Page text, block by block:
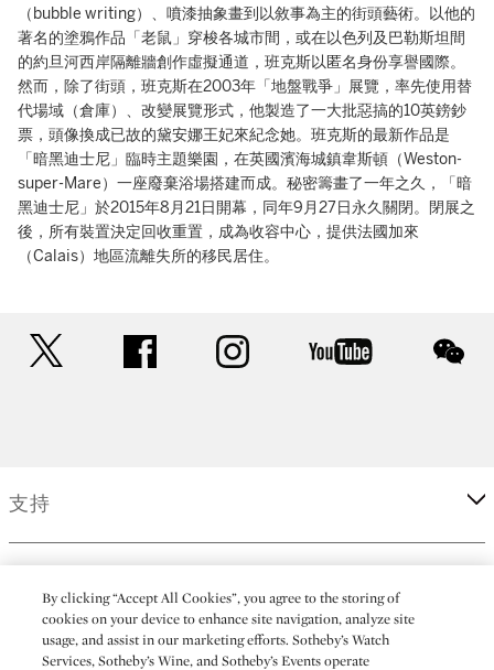
（bubble writing）、噴漆抽象畫到以敘事為主的街頭藝術。以他的
著名的塗鴉作品「老鼠」穿梭各城市間，或在以色列及巴勒斯坦間
的約旦河西岸隔離牆創作虛擬通道，班克斯以匿名身份享譽國際。‬
然而，除了街頭，班克斯在2003年「地盤戰爭」展覽，率先使用替
代場域（倉庫）、改變展覽形式，他製造了一大批惡搞的10英鎊鈔
票，頭像換成已故的黛安娜王妃來紀念她。班克斯的最新作品是
「暗黑迪士尼」臨時主題樂園，在英國濱海城鎮韋斯頓（Weston-
super-Mare）一座廢棄浴場搭建而成。秘密籌畫了一年之久，「暗
黑迪士尼」於2015年8月21日開幕，同年9月27日永久關閉。閉展之
後，所有裝置決定回收重置，成為收容中心，提供法國加來
（Calais）地區流離失所的移民居住。‬
facebook instagram youtube
支持
更多
By clicking “Accept All Cookies”, you agree to the storing of
cookies on your device to enhance site navigation, analyze site
usage, and assist in our marketing efforts. Sotheby’s Watch
Services, Sotheby’s Wine, and Sotheby’s Events operate